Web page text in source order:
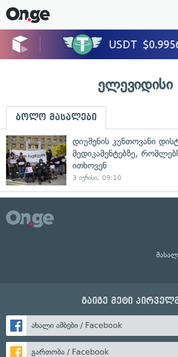
ელევიდისი
ბოლო მასალები
დიუშენის კუნთოვანი
მედიკამენტებზე,
ითხოვენ
3 ივნისი, 09:10
გაიგე მეტი
ახალი ამბები / Facebook
გართობა / Facebook